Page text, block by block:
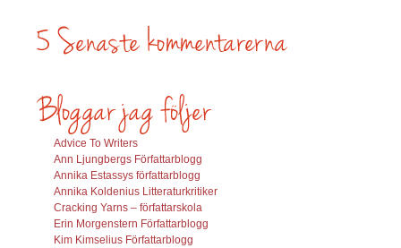
Advice To Writers
Ann Ljungbergs Författarblogg
Annika Estassys författarblogg
Annika Koldenius Litteraturkritiker
Cracking Yarns – författarskola
Erin Morgenstern Författarblogg
Kim Kimselius Författarblogg